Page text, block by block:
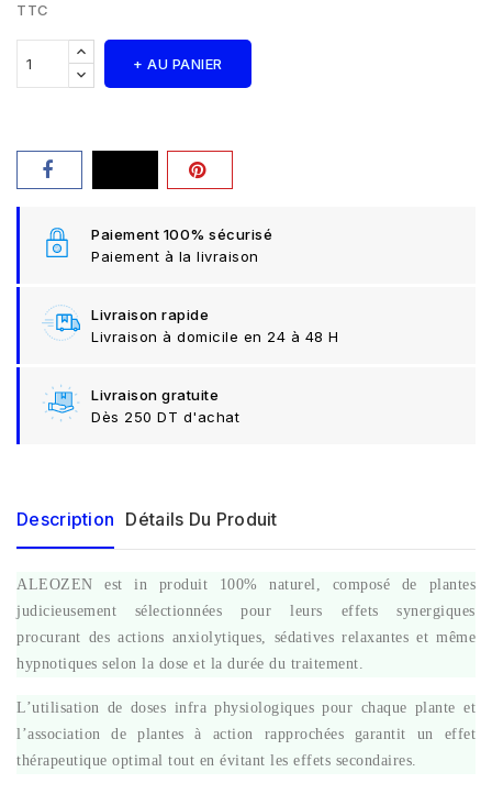
TTC
+ AU PANIER
Paiement 100% sécurisé
Paiement à la livraison
Livraison rapide
Livraison à domicile en 24 à 48 H
Livraison gratuite
Dès 250 DT d'achat
Description Détails Du Produit
ALEOZEN est in produit 100% naturel, composé de plantes
judicieusement sélectionnées pour leurs effets synergiques
procurant des actions anxiolytiques, sédatives relaxantes et même
hypnotiques selon la dose et la durée du traitement.
L’utilisation de doses infra physiologiques pour chaque plante et
l’association de plantes à action rapprochées garantit un effet
thérapeutique optimal tout en évitant les effets secondaires.